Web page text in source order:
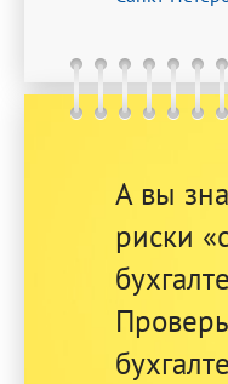
А вы
риски